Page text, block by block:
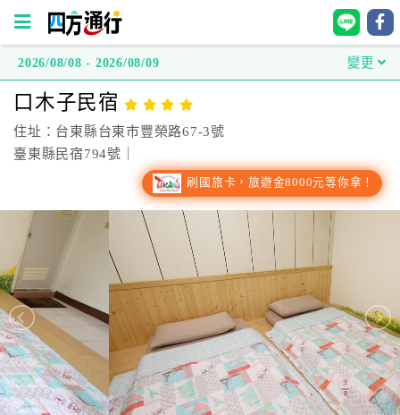
方
通
行
台
灣
訂
房
直
接
2026/08/08 - 2026/08/09 變更
口木子民宿
住址：台東縣台東市豐榮路67-3號
臺東縣民宿794號｜
刷國旅卡，旅遊金8000元等你拿！